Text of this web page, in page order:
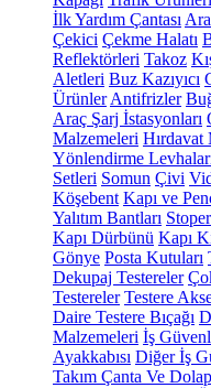
İlk Yardım Çantası
Çekici Çekme Halatı
Reflektörleri Takoz
Aletleri Buz Kazıyıcı
Ürünler Antifrizler
Araç Şarj İstasyonları
Malzemeleri Hırdavat
Yönlendirme
Setleri Somun Çivi
Köşebent Kapı ve
Yalıtım Bantları Stoper
Kapı Dürbünü Kapı
Gönye Posta Kutuları
Dekupaj Testereler
Testereler Testere
Daire Testere Bıçağı
Malzemeleri İş
Ayakkabısı Diğer İş
Takım Çanta Ve